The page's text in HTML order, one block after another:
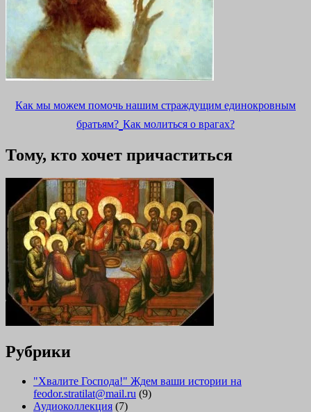
Как мы можем помочь нашим страждущим единокровным
братьям? Как молиться о врагах?
Тому, кто хочет причаститься
Рубрики
"Хвалите Господа!" Ждем ваши истории на
feodor.stratilat@mail.ru (9)
Аудиоколлекция (7)